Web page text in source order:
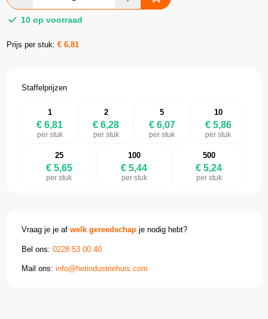
10 op voorraad
Prijs per stuk:€6,81
Staffelprijzen
1
€ 6,81
per stuk
2
€ 6,28
per stuk
5
€ 6,07
per stuk
10
€ 5,86
per stuk
25
€ 5,65
per stuk
100
€ 5,44
per stuk
500
€ 5,24
per stuk
Vraag je je afwelk gereedschap je nodig hebt?
Bel ons:0228 53 00 40
Mail ons:info@hetindustriehuis.com